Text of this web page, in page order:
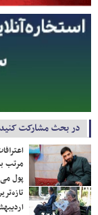
در بحث مشارکت کنید
مرتب
پول